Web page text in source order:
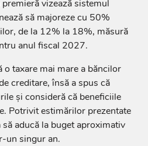
vizează sistemul
să majoreze cu 50%
de la 12% la 18%, măsură
anul fiscal 2027.
taxare mai mare a băncilor
creditare, însă a spus că
și consideră că beneficiile
Potrivit estimărilor prezentate
aducă la buget aproximativ
un singur an.